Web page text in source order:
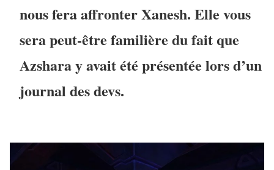
nous fera affronter Xanesh. Elle vous
sera peut-être familière du fait que
Azshara y avait été présentée lors d’un
journal des devs.